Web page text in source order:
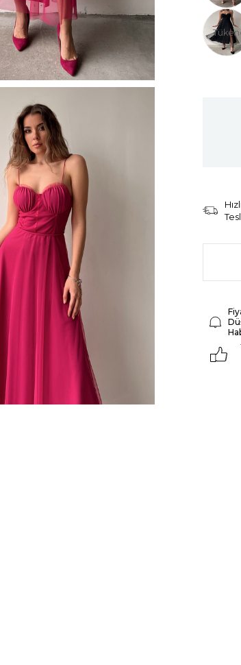
Hızlı